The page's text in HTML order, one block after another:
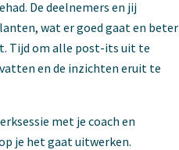
De deelnemers en jij
wat er goed gaat en beter
Tijd om alle post-its uit te
en de inzichten eruit te
met je coach en
je het gaat uitwerken.